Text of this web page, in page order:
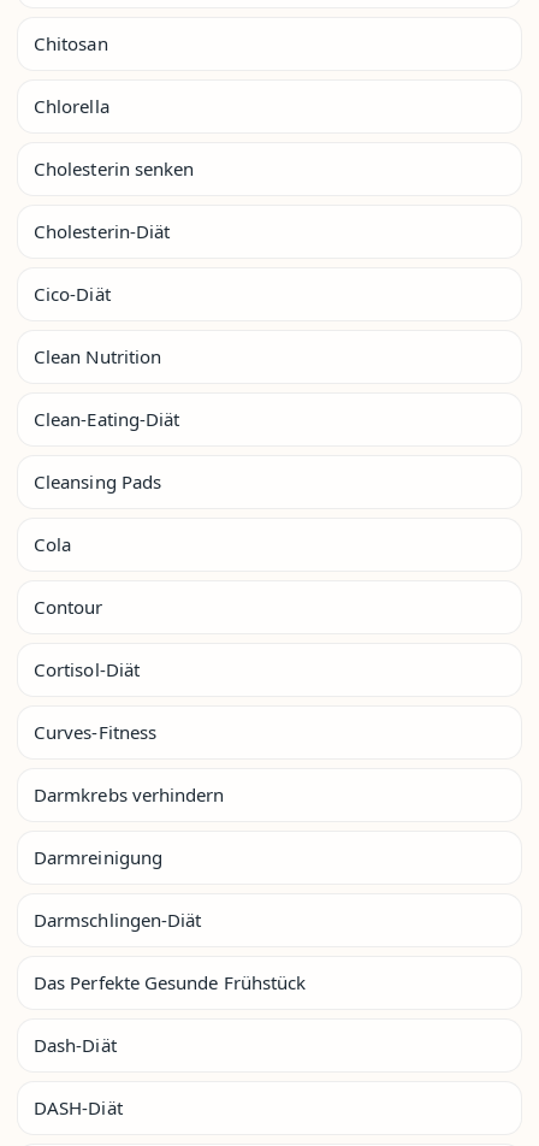
Chitosan
Chlorella
Cholesterin senken
Cholesterin-Diät
Cico-Diät
Clean Nutrition
Clean-Eating-Diät
Cleansing Pads
Cola
Contour
Cortisol-Diät
Curves-Fitness
Darmkrebs verhindern
Darmreinigung
Darmschlingen-Diät
Das Perfekte Gesunde Frühstück
Dash-Diät
DASH-Diät